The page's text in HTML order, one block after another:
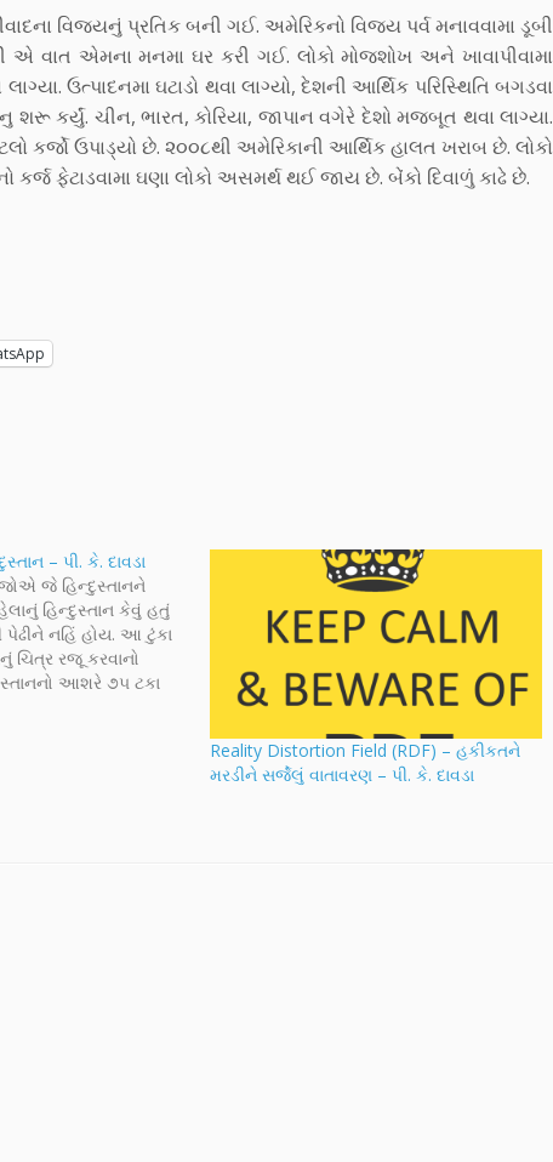
વિજયનું પ્રતિક બની ગઈ. અમેરિકનો વિજય પર્વ મનાવવામા ડૂબી
વાત એમના મનમા ઘર કરી ગઈ. લોકો મોજશોખ અને ખાવાપીવામા
ઉત્પાદનમા ઘટાડો થવા લાગ્યો, દેશની આર્થિક પરિસ્થિતિ બગડવા
કર્યું. ચીન, ભારત, કોરિયા, જાપાન વગેરે દેશો મજબૂત થવા લાગ્યા.
ઉપાડ્યો છે. ૨૦૦૮થી અમેરિકાની આર્થિક હાલત ખરાબ છે. લોકો
કર્જ ફેટાડવામા ઘણા લોકો અસમર્થ થઈ જાય છે. બેંકો દિવાળું કાઢે છે.
– પી. કે. દાવડા
જે હિન્દુસ્તાનને
હિન્દુસ્તાન કેવું હતું
નહિં હોય. આ ટુંકા
ચિત્ર રજૂ કરવાનો
આશરે ૭૫ ટકા
Reality Distortion Field (RDF) – હકીકતને
મરડીને સર્જેલું વાતાવરણ – પી. કે. દાવડા